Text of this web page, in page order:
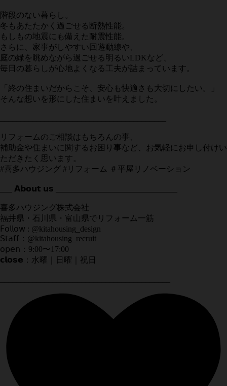
階段のない暮らし。
冬もあたたかく過ごせる断熱性能。
もしもの地震にも備えた耐震性能。
さらに、家事がしやすい回遊動線や、
庭の緑を眺めながら過ごせる明るいLDKなど、
毎日の暮らしが心地よくなる工夫が詰まっています。
「終の住まいだからこそ、安心も快適さも大切にしたい。」
そんな想いを形にした住まいを叶えました。
リフォームのご相談はもちろんの事、
補助金や住まいに関するお困り事など、お気軽にお申し付けい
ただきたく思います。
#喜多ハウジング #リフォーム ＃平屋リノベーション
___ 𝗔𝗯𝗼𝘂𝘁 𝘂𝘀 ______________________________
喜多ハウジング株式会社
福井県・石川県・富山県でリフォーム一筋
𝖥𝗈𝗅𝗅𝗈𝗐 : @kitahousing_design
𝖲𝗍𝖺𝖿𝖿：@kitahousing_recruit
𝗈𝗉𝖾𝗇：9:00〜17:00
𝗰𝗹𝗼𝘀𝗲：水曜｜日曜｜祝日